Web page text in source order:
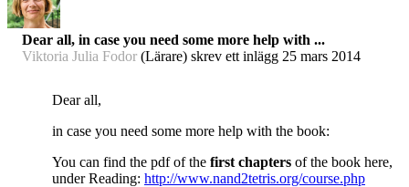
Dear all, in case you need some more help with ...
Viktoria Julia Fodor (Lärare) skrev ett inlägg 25 mars 2014
Dear all,
in case you need some more help with the book:
You can find the pdf of the first chapters of the book here,
under Reading: http://www.nand2tetris.org/course.php